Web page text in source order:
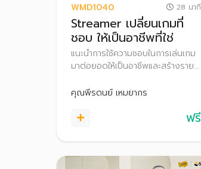
WMD1040 28 นาที
Streamer เปลี่ยนเกมที่
ชอบ ให้เป็นอาชีพที่ใช่
แนะนำการใช้ความชอบในการเล่นเกม
มาต่อยอดให้เป็นอาชีพและสร้างราย
Stream การเตรียมอุปกรณ์ และการ
ผ่านช่องทางต่าง ๆ รวมถึงเทคนิค
Streamer
คุณพีรดนย์ เหมยากร
ฟรี